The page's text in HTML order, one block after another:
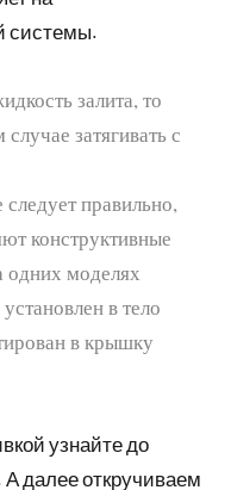
системы.
залита, то
затягивать с
правильно,
конструктивные
одних моделях
в тело
в крышку
узнайте до
А далее откручиваем